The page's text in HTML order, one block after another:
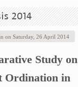
2014
on Saturday, 26 April 2014
Study on
Ordination in